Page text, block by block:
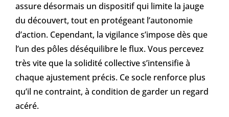
assure désormais un dispositif qui limite la jauge
du découvert, tout en protégeant l’autonomie
d’action. Cependant, la vigilance s’impose dès que
l’un des pôles déséquilibre le flux. Vous percevez
très vite que la solidité collective s’intensifie à
chaque ajustement précis. Ce socle renforce plus
qu’il ne contraint, à condition de garder un regard
acéré.